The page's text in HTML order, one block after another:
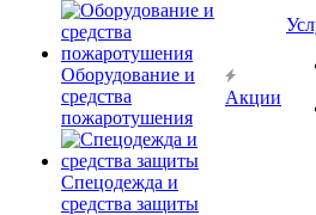
Оборудование и
средства
пожаротушения
Спецодежда и
средства защиты
Акции